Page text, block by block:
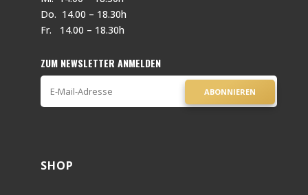
Do. 14.00 – 18.30h
Fr. 14.00 – 18.30h
ZUM NEWSLETTER ANMELDEN
ABONNIEREN
SHOP